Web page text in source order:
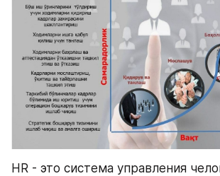
HR - это система управления